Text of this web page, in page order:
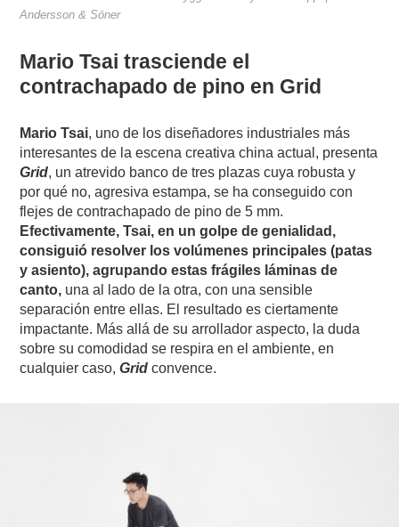
Andersson & Söner
Mario Tsai trasciende el
contrachapado de pino en Grid
Mario Tsai, uno de los diseñadores industriales más
interesantes de la escena creativa china actual, presenta
Grid, un atrevido banco de tres plazas cuya robusta y
por qué no, agresiva estampa, se ha conseguido con
flejes de contrachapado de pino de 5 mm.
Efectivamente, Tsai, en un golpe de genialidad,
consiguió resolver los volúmenes principales (patas
y asiento), agrupando estas frágiles láminas de
canto, una al lado de la otra, con una sensible
separación entre ellas. El resultado es ciertamente
impactante. Más allá de su arrollador aspecto, la duda
sobre su comodidad se respira en el ambiente, en
cualquier caso,Grid convence.